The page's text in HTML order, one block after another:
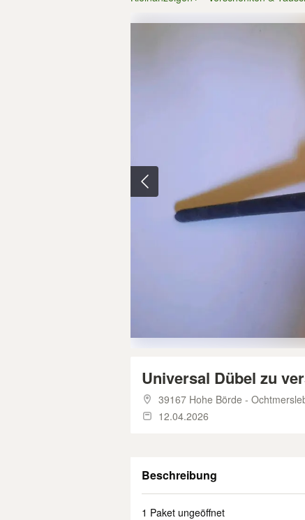
Universal Dübel zu
39167 Hohe Börde -
12.04.2026
Beschreibung
1 Paket ungeöffnet